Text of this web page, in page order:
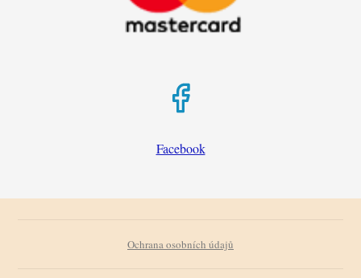
Facebook
Ochrana osobních údajů